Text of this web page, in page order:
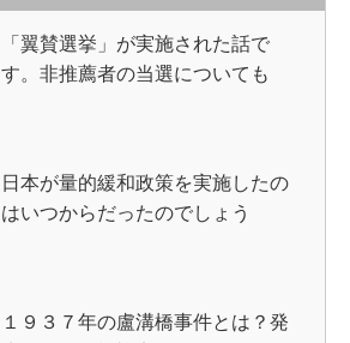
「翼賛選挙」が実施された話で
す。非推薦者の当選についても
日本が量的緩和政策を実施したの
はいつからだったのでしょう
１９３７年の盧溝橋事件とは？発